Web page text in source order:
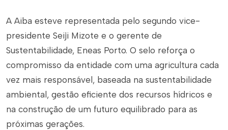
A Aiba esteve representada pelo segundo vice-
presidente Seiji Mizote e o gerente de
Sustentabilidade, Eneas Porto. O selo reforça o
compromisso da entidade com uma agricultura cada
vez mais responsável, baseada na sustentabilidade
ambiental, gestão eficiente dos recursos hídricos e
na construção de um futuro equilibrado para as
próximas gerações.